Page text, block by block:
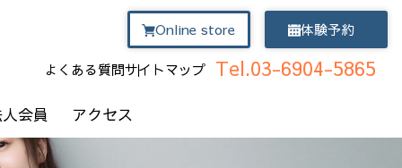
よくある質問サイトマップ Tel.03-6904-5865
会員 アクセス
Online store 体験予約